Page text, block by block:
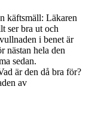
käftsmäll: Läkaren
ser bra ut och
i benet är
nästan hela den
sedan.
är den då bra för?
av